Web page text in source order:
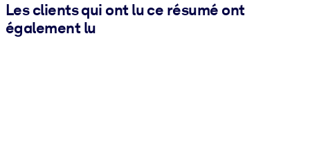
Les clients qui ont lu ce résumé ont
également lu